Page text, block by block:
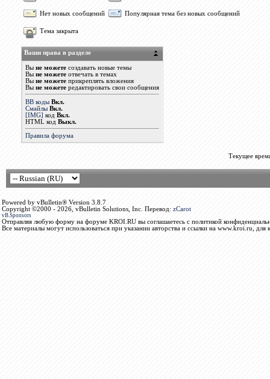
Нет новых сообщений Популярная тема без новых сообщений
Тема закрыта
Ваши права в разделе
Вы не можетесоздавать новые темы
Вы не можетеотвечать в темах
Вы не можетеприкреплять вложения
Вы не можетередактировать свои сообщения
BB коды Вкл.
Смайлы Вкл.
[IMG] код Вкл.
HTML код Выкл.
Правила форума
Текущее
Powered by vBulletin® Version 3.8.7
Copyright ©2000 - 2026, vBulletin Solutions, Inc. Перевод: zCarot
vB.Sponsors
Отправляя любую форму на форуме KROI.RU вы соглашаетесь с политикой
Все материалы могут использоваться при указании авторства и ссылки на www.kroi.ru, для